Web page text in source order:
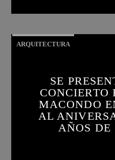
ARQUITECTURA
SE
CONCIERTO
MACONDO
AL
AÑOS DE